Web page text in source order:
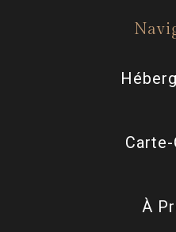
Carte-
À